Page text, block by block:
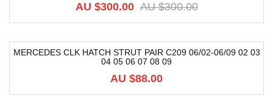
AU $300.00
AU $300.00
MERCEDES CLK HATCH STRUT PAIR C209 06/02-06/09 02 03
04 05 06 07 08 09
AU $88.00